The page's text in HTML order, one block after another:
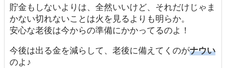
貯金もしないよりは、全然いいけど、それだけじゃま
かない切れないことは火を見るよりも明らか。
安心な老後は今からの準備にかかってるのよ！
今後は出る金を減らして、老後に備えてくのがナウい
のよ♪